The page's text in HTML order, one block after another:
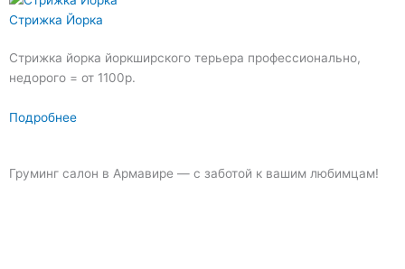
Стрижка Йорка
Стрижка йорка йоркширского терьера профессионально,
недорого = от 1100р.
Подробнее
Груминг салон в Армавире — с заботой к вашим любимцам!